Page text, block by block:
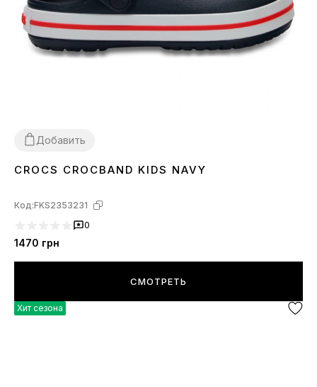
Добавить
262728 3132
CROCS CROCBAND KIDS NAVY
Код:FKS2353231
0
1470 грн
СМОТРЕТЬ
Хит сезона